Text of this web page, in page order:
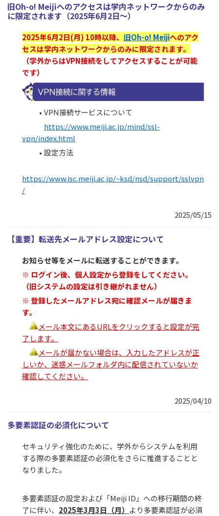
旧Oh-o! Meijiへのアクセスは学内ネットワークからのみ
に限定されます（2025年6月2日～）
2025/05/15
2025年6月2日(月) 10時以降、 旧Oh-o! Meijiへのアク
セスは学内ネットワークからのみに限定されます。
（学外からはVPN接続をしてアクセスすることが可能
です）
VPN接続サービスについて
https://www.meiji.ac.jp/mind/ssl-
vpn/index.html
設定方法
https://www.isc.meiji.ac.jp/~ksd/nsd/support/sslvpn
/
【重要】転送先メールアドレス設定について
2025/04/10
お知らせ等をメールに転送することができます。
※ ログイン後、個人設定から登録をしてください。
（旧システムの設定は引き継がれません）
※ 登録したメールアドレス宛に確認メールが届きま
す。
メール本文にあるURLをクリックすると設定が完
了します。
メールが届かない場合は、入力したアドレスが正
しいか、迷惑メールフォルダ内に配信されていないか
確認してください。
多要素認証の必須化について
セキュリティ強化のために、学外からシステムを利用
する際の多要素認証の必須化をさらに推進することと
なりました。
多要素認証の設定および「Meiji ID」への移行期間の終
了に伴い、 2025年3月3日（月） より多要素認証が必須